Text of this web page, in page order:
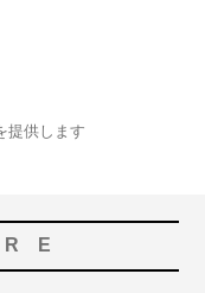
提供します